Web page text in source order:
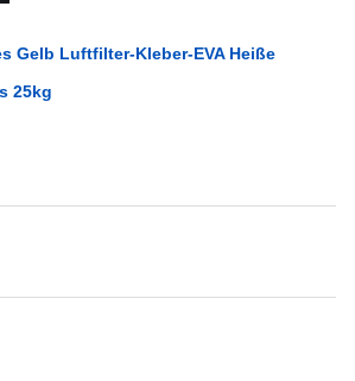
Gelb Luftfilter-Kleber-EVA Heiße
25kg